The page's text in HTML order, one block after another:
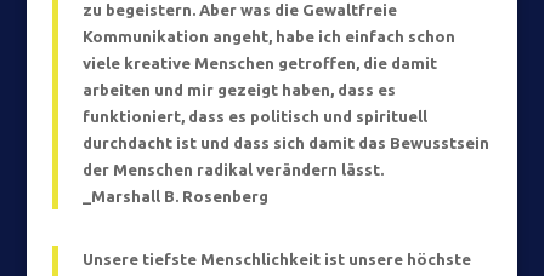
zu begeistern. Aber was die Gewaltfreie
Kommunikation angeht, habe ich einfach schon
viele kreative Menschen getroffen, die damit
arbeiten und mir gezeigt haben, dass es
funktioniert, dass es politisch und spirituell
durchdacht ist und dass sich damit das Bewusstsein
der Menschen radikal verändern lässt.
_Marshall B. Rosenberg
Unsere tiefste Menschlichkeit ist unsere höchste